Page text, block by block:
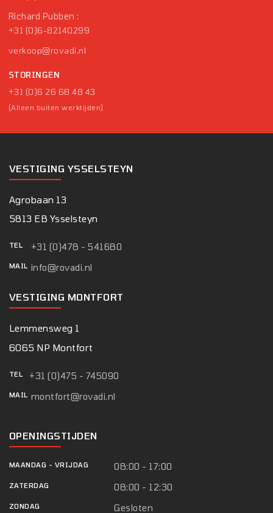
Richard Pubben :
+31 (0)6-82140299
verkoop@rovadi.nl
STORINGEN
+31 (0)6 26 68 48 43
(Alleen buiten werktijden)
VESTIGING YSSELSTEYN
Agrobaan 13
5813 EB Ysselsteyn
TEL +31 (0)478 - 541680
MAIL info@rovadi.nl
VESTIGING MONTFORT
Lemmensweg 1
6065 NP Montfort
TEL +31 (0)475 - 745090
MAIL montfort@rovadi.nl
OPENINGSTIJDEN
MAANDAG - VRIJDAG 08:00 - 17:00
ZATERDAG 08:00 - 12:30
ZONDAG Gesloten